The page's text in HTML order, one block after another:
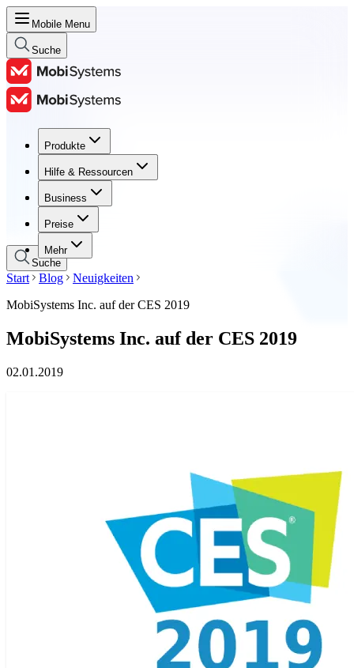
Mobile Menu
Suche
Produkte
Hilfe & Ressourcen
Business
Preise
Mehr
Produkte
Hilfe & Ressourcen
Business
Preise
Suche
Start Blog
Neuigkeiten
MobiSystems Inc. auf der CES 2019
MobiSystems Inc. auf der CES 2019
02.01.2019